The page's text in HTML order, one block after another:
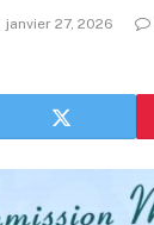
janvier 27, 2026